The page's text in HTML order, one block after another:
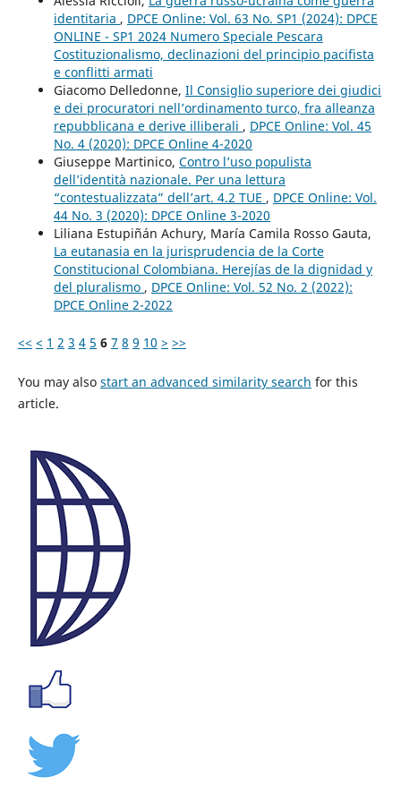
identitaria , DPCE Online: Vol. 63 No. SP1 (2024): DPCE
ONLINE - SP1 2024 Numero Speciale Pescara
Costituzionalismo, declinazioni del principio pacifista
e conflitti armati
Giacomo Delledonne, Il Consiglio superiore dei giudici
e dei procuratori nell’ordinamento turco, fra alleanza
repubblicana e derive illiberali , DPCE Online: Vol. 45
No. 4 (2020): DPCE Online 4-2020
Giuseppe Martinico, Contro l’uso populista
dell’identità nazionale. Per una lettura
“contestualizzata” dell’art. 4.2 TUE , DPCE Online: Vol.
44 No. 3 (2020): DPCE Online 3-2020
Liliana Estupiñán Achury, María Camila Rosso Gauta,
La eutanasia en la jurisprudencia de la Corte
Constitucional Colombiana. Herejías de la dignidad y
del pluralismo , DPCE Online: Vol. 52 No. 2 (2022):
DPCE Online 2-2022
<< < 1 2 3 4 5 6 7 8 9 10 > >>
You may also start an advanced similarity search for this
article.